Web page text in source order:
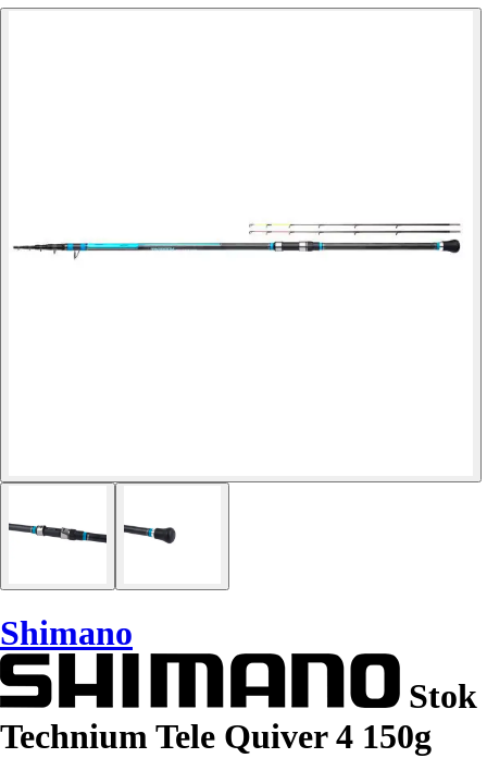
Shimano
Stok
Technium Tele Quiver 4 150g